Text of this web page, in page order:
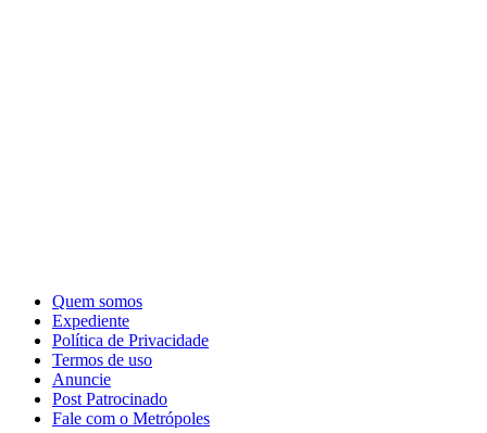
Quem somos
Expediente
Política de Privacidade
Termos de uso
Anuncie
Post Patrocinado
Fale com o Metrópoles